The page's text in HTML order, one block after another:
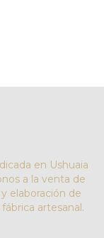
en Ushuaia
a la venta de
elaboración de
artesanal.